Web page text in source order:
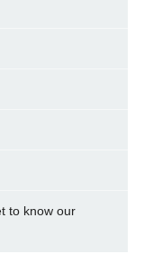
to know our